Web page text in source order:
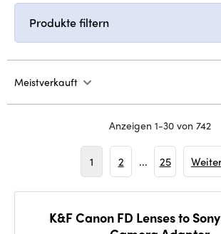
Produkte filtern
Meistverkauft
Anzeigen 1-30 von 742
1 2 ... 25
K&F Canon FD Lenses to